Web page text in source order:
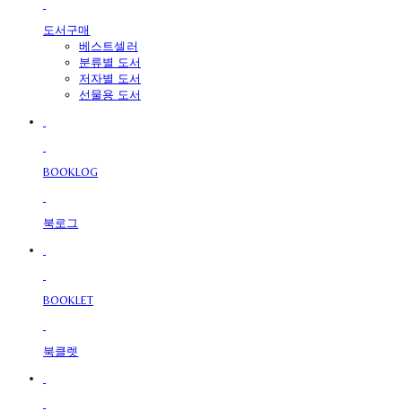
도서구매
베스트셀러
분류별 도서
저자별 도서
선물용 도서
BOOKLOG
북로그
BOOKLET
북클렛